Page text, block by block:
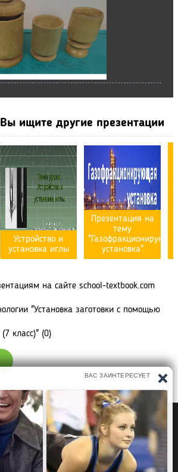
ищите другие презентации
Устройство и
установка иглы
Презентация на
тему
установка"
на сайте school-textbook.com
"Установка заготовки с помощью
класс)" (0)
Курсовые работы
Аудиокниги